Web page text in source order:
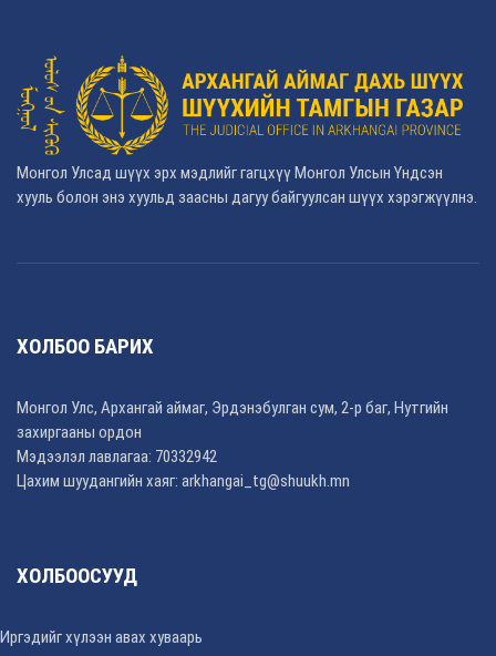
Монгол Улсад шүүх эрх мэдлийг гагцхүү Монгол Улсын Үндсэн
хууль болон энэ хуульд заасны дагуу байгуулсан шүүх хэрэгжүүлнэ.
ХОЛБОО БАРИХ
Монгол Улс, Архангай аймаг, Эрдэнэбулган сум, 2-р баг, Нутгийн
захиргааны ордон
Мэдээлэл лавлагаа: 70332942
Цахим шуудангийн хаяг: arkhangai_tg@shuukh.mn
ХОЛБООСУУД
Иргэдийг хүлээн авах хуваарь